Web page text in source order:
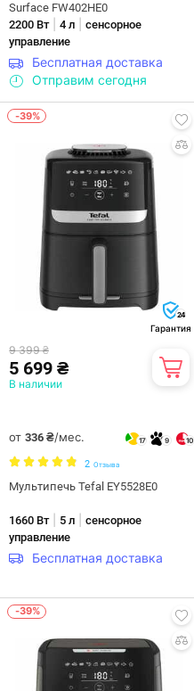
Surface FW402HE0
2200 Вт| 4 л
сенсорное
управление
Бесплатная доставка
Отправим сегодня
-39%
24
Гарантия
9 399 ₴
5 699 ₴
В наличии
от 336 ₴/мес. 17 9 10
2 Отзыва
Мультипечь Tefal EY5528E0
1660 Вт| 5 л
сенсорное
управление
Бесплатная доставка
-39%